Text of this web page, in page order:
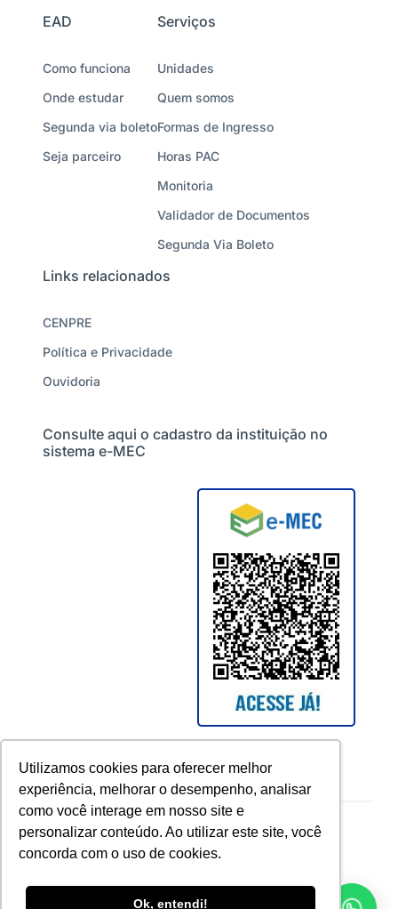
Utilizamos cookies para oferecer melhor
experiência, melhorar o desempenho, analisar
como você interage em nosso site e
personalizar conteúdo. Ao utilizar este site, você
concorda com o uso de cookies.
Ok, entendi!
EAD
Como funciona
Onde estudar
Segunda via boleto
Seja parceiro
Serviços
Unidades
Quem somos
Formas de Ingresso
Horas PAC
Monitoria
Validador de Documentos
Segunda Via Boleto
Links relacionados
CENPRE
Política e Privacidade
Ouvidoria
Consulte aqui o cadastro da instituição no
sistema e-MEC
Copyright © 2026 UCAM. All rights reserved.